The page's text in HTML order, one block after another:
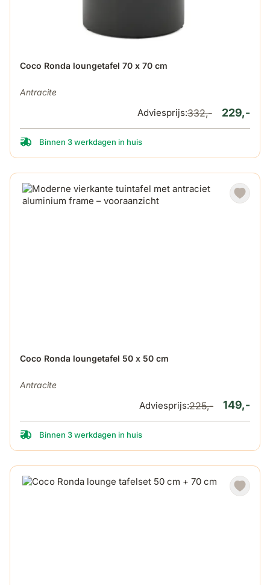
Coco Ronda loungetafel 70 x 70 cm
Antracite
De prijs is afhankelijk van de gekozen opties op de
229,-
Adviesprijs:332,-
Binnen 3 werkdagen in huis
Coco Ronda loungetafel 50 x 50 cm
Antracite
De prijs is afhankelijk van de gekozen opties op de
149,-
Adviesprijs:225,-
Binnen 3 werkdagen in huis